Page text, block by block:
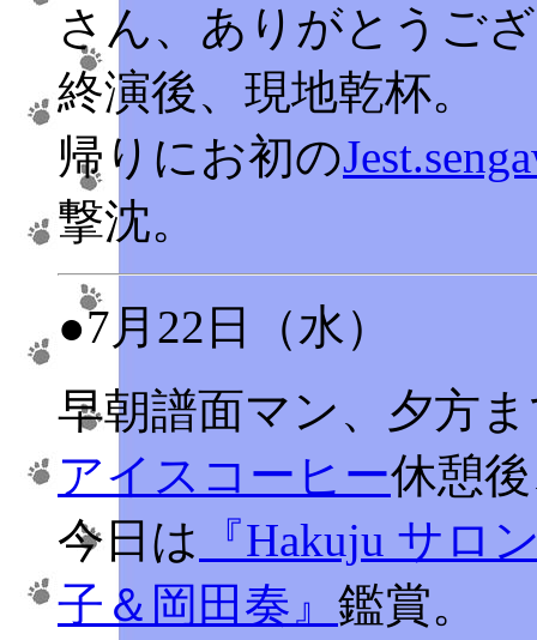
さん、ありがとうご
終演後、現地乾杯。
帰りにお初の
撃沈。
●7月22日（水）
早朝譜面マン、夕方
アイスコーヒー休憩
今日は 『Hakuju サロ
子＆岡田奏』 鑑賞。